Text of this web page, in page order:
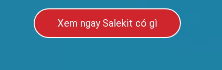
Xem ngay Salekit có gì